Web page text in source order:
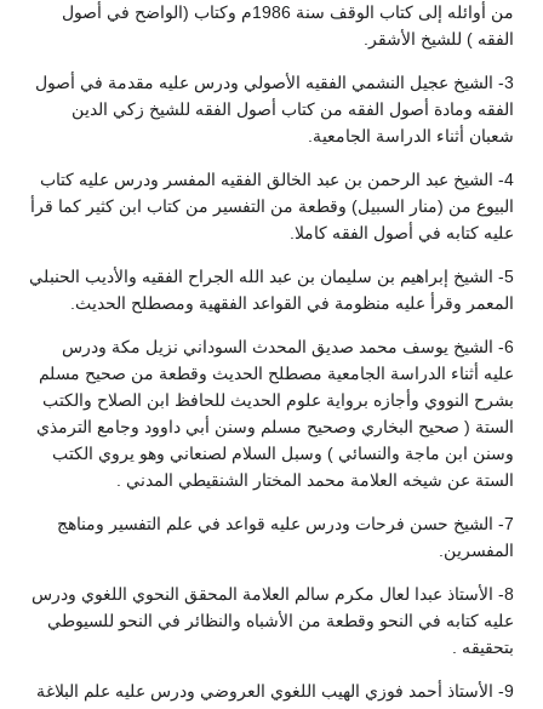
من أوائله إلى كتاب الوقف سنة 1986م وكتاب (الواضح في أصول
الفقه ) للشيخ الأشقر.
3- الشيخ عجيل النشمي الفقيه الأصولي ودرس عليه مقدمة في أصول
الفقه ومادة أصول الفقه من كتاب أصول الفقه للشيخ زكي الدين
شعبان أثناء الدراسة الجامعية.
4- الشيخ عبد الرحمن بن عبد الخالق الفقيه المفسر ودرس عليه كتاب
البيوع من (منار السبيل) وقطعة من التفسير من كتاب ابن كثير كما قرأ
عليه كتابه في أصول الفقه كاملا.
5- الشيخ إبراهيم بن سليمان بن عبد الله الجراح الفقيه والأديب الحنبلي
المعمر وقرأ عليه منظومة في القواعد الفقهية ومصطلح الحديث.
6- الشيخ يوسف محمد صديق المحدث السوداني نزيل مكة ودرس
عليه أثناء الدراسة الجامعية مصطلح الحديث وقطعة من صحيح مسلم
بشرح النووي وأجازه برواية علوم الحديث للحافظ ابن الصلاح والكتب
الستة ( صحيح البخاري وصحيح مسلم وسنن أبي داوود وجامع الترمذي
وسنن ابن ماجة والنسائي ) وسبل السلام لصنعاني وهو يروي الكتب
الستة عن شيخه العلامة محمد المختار الشنقيطي المدني .
7- الشيخ حسن فرحات ودرس عليه قواعد في علم التفسير ومناهج
المفسرين.
8- الأستاذ عبدا لعال مكرم سالم العلامة المحقق النحوي اللغوي ودرس
عليه كتابه في النحو وقطعة من الأشباه والنظائر في النحو للسيوطي
بتحقيقه .
9- الأستاذ أحمد فوزي الهيب اللغوي العروضي ودرس عليه علم البلاغة